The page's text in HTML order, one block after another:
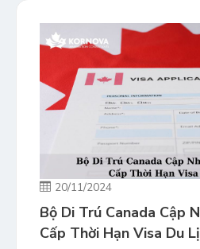
20/11/2024
Bộ Di Trú Canada Cập
Cấp Thời Hạn Visa Du